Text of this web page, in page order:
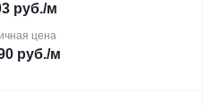
руб./м
цена
руб./м